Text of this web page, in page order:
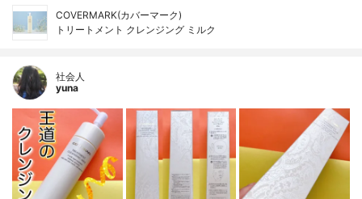
COVERMARK(カバーマーク)
トリートメント クレンジング ミルク
社会人
yuna